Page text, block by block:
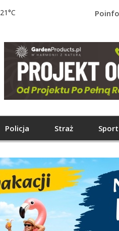
21°C
Policja Straż Sport